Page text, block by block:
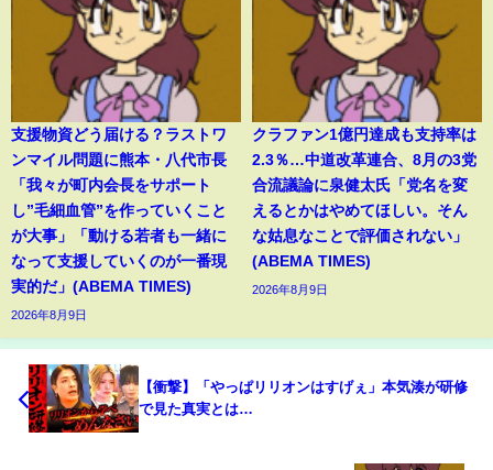
支援物資どう届ける？ラストワ
ンマイル問題に熊本・八代市長
「我々が町内会長をサポート
し”毛細血管”を作っていくこと
が大事」「動ける若者も一緒に
なって支援していくのが一番現
実的だ」(ABEMA TIMES)
2026年8月9日
クラファン1億円達成も支持率は
2.3％…中道改革連合、8月の3党
合流議論に泉健太氏「党名を変
えるとかはやめてほしい。そん
な姑息なことで評価されない」
(ABEMA TIMES)
2026年8月9日
【衝撃】「やっぱリリオンはすげぇ」本気湊が研修
で見た真実とは…